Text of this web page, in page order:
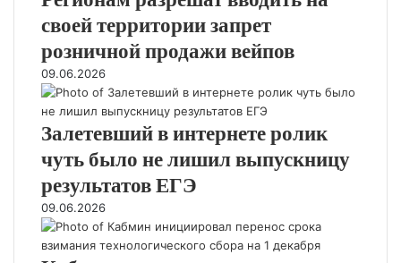
а
м
а
х
у
х
м
е
а
п
о
л
у
ч
е
н
н
о
г
п
о
в
и
ж
н
о
г
о
с
о
с
т
х
и
з
м
е
н
т
с
я
с
1
щ
а
т
о
с
д
е
л
а
х
в
о
своей территории запрет
розничной продажи вейпов
09.06.2026
Залетевший в интернете ролик
чуть было не лишил выпускницу
результатов ЕГЭ
09.06.2026